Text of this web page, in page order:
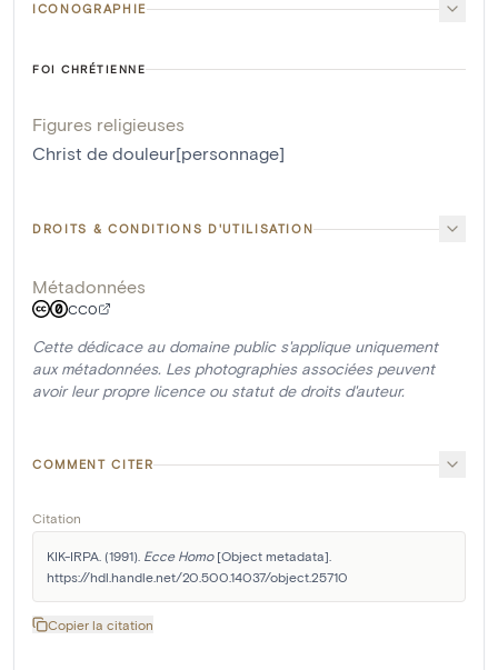
ICONOGRAPHIE
FOI CHRÉTIENNE
Figures religieuses
Christ de douleur[personnage]
DROITS & CONDITIONS D'UTILISATION
Métadonnées
CC0
Cette dédicace au domaine public s'applique uniquement
aux métadonnées. Les photographies associées peuvent
avoir leur propre licence ou statut de droits d'auteur.
COMMENT CITER
Citation
KIK-IRPA. (1991). Ecce Homo [Object metadata].
https://hdl.handle.net/20.500.14037/object.25710
Copier la citation